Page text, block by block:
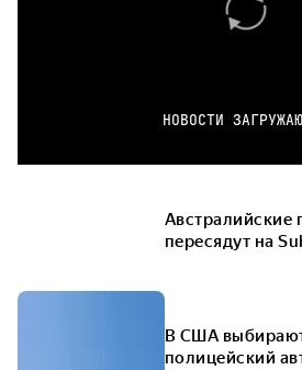
НОВОСТИ
Австралийские
пересядут на
В США
полицейский